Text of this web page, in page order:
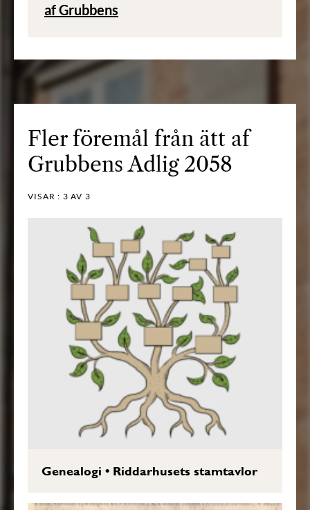
af Grubbens
Fler föremål från ätt af
Grubbens Adlig 2058
VISAR : 3 AV 3
Genealogi • Riddarhusets stamtavlor